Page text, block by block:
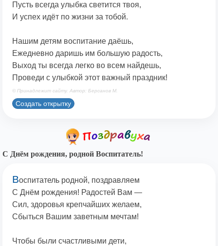
Пусть всегда улыбка светится твоя,
И успех идёт по жизни за тобой.
Нашим детям воспитание даёшь,
Ежедневно даришь им большую радость,
Выход ты всегда легко во всем найдешь,
Проведи с улыбкой этот важный праздник!
© Принадлежит сайту. Автор: Берсанов М.
Создать открытку
С Днём рождения, родной Воспитатель!
Воспитатель родной, поздравляем
С Днём рождения! Радостей Вам —
Сил, здоровья крепчайших желаем,
Сбыться Вашим заветным мечтам!
Чтобы были счастливыми дети,